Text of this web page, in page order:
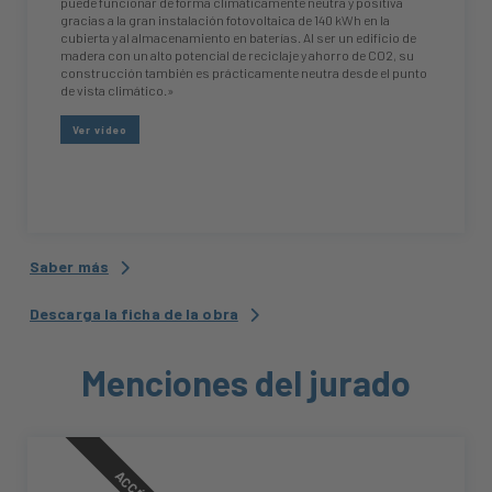
gracias a la gran instalación fotovoltaica de 140 kWh en la
cubierta y al almacenamiento en baterías. Al ser un edificio de
madera con un alto potencial de reciclaje y ahorro de CO2, su
construcción también es prácticamente neutra desde el punto
de vista climático.»
Ver vídeo
Saber más
Descarga la ficha de la obra
Menciones del jurado